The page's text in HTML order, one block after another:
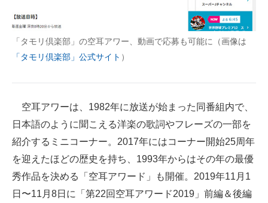
企業向けIT製品の総合サイト
IT製品の技術・比較・事例
モノづくり技術者専門サイト
エレクトロニクス専門サイト
電子設計の基本と応用
エネルギーの専門メディア
「タモリ倶楽部」の空耳アワー、動画で応募も可能に（画像は
「タモリ倶楽部」公式サイト ）
空耳アワーは、1982年に放送が始まった同番組内で、
日本語のように聞こえる洋楽の歌詞やフレーズの一部を
紹介するミニコーナー。2017年にはコーナー開始25周年
を迎えたほどの歴史を持ち、1993年からはその年の最優
秀作品を決める「空耳アワード」も開催。2019年11月1
日〜11月8日に「第22回空耳アワード2019」前編＆後編